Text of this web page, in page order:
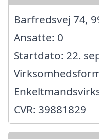
Barfredsvej 74,
Ansatte: 0
Startdato: 22.
CVR: 39881829